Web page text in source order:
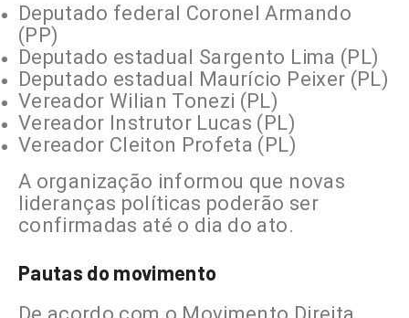
Deputado federal Coronel Armando
(PP)
Deputado estadual Sargento Lima (PL)
Deputado estadual Maurício Peixer (PL)
Vereador Wilian Tonezi (PL)
Vereador Instrutor Lucas (PL)
Vereador Cleiton Profeta (PL)
A organização informou que novas
lideranças políticas poderão ser
confirmadas até o dia do ato.
Pautas do movimento